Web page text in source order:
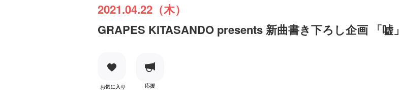
2021.04.22（木）
GRAPES KITASANDO presents 新曲書き下ろし企画 「嘘」
お気に入り 応援